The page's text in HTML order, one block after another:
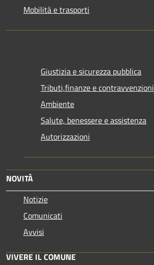
Mobilità e trasporti
Giustizia e sicurezza pubblica
Tributi,finanze e contravvenzioni
Ambiente
Salute, benessere e assistenza
Autorizzazioni
NOVITÀ
Notizie
Comunicati
Avvisi
VIVERE IL COMUNE